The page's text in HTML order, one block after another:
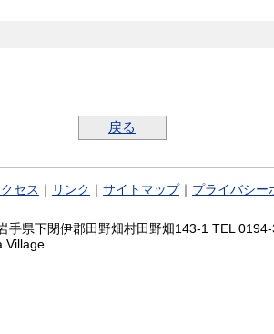
戻る
セス リンク サイトマップ｜ プライバシー
手県下閉伊郡田野畑村田野畑143-1 TEL
Village.